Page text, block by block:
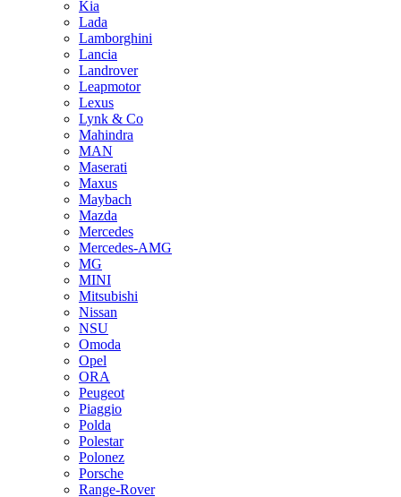
Kia
Lada
Lamborghini
Lancia
Landrover
Leapmotor
Lexus
Lynk & Co
Mahindra
MAN
Maserati
Maxus
Maybach
Mazda
Mercedes
Mercedes-AMG
MG
MINI
Mitsubishi
Nissan
NSU
Omoda
Opel
ORA
Peugeot
Piaggio
Polda
Polestar
Polonez
Porsche
Range-Rover